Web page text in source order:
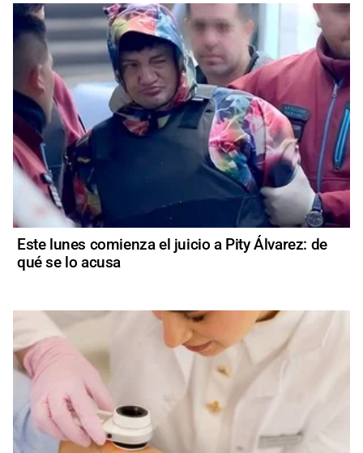
Este lunes comienza el juicio a Pity Álvarez: de
qué se lo acusa